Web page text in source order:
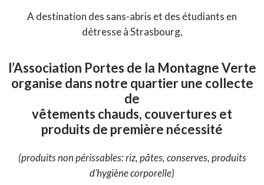
A destination des sans-abris et des étudiants en
détresse à Strasbourg,
l’Association Portes de la Montagne Verte
organise dans notre quartier une collecte
de
vêtements chauds, couvertures et
produits de première nécessité
(produits non périssables: riz, pâtes, conserves, produits
d’hygiène corporelle)